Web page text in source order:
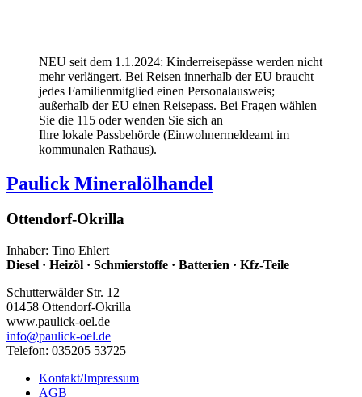
NEU seit dem 1.1.2024: Kinderreisepässe werden nicht
mehr verlängert. Bei Reisen innerhalb der EU braucht
jedes Familienmitglied einen Personalausweis;
außerhalb der EU einen Reisepass. Bei Fragen wählen
Sie die 115 oder wenden Sie sich an
Ihre lokale Passbehörde (Einwohnermeldeamt im
kommunalen Rathaus).
Paulick Mineralölhandel
Ottendorf-Okrilla
Inhaber: Tino Ehlert
Diesel · Heizöl · Schmierstoffe · Batterien · Kfz-Teile
Schutterwälder Str. 12
01458 Ottendorf-Okrilla
www.paulick-oel.de
info@paulick-oel.de
Telefon: 035205 53725
Kontakt/Impressum
AGB